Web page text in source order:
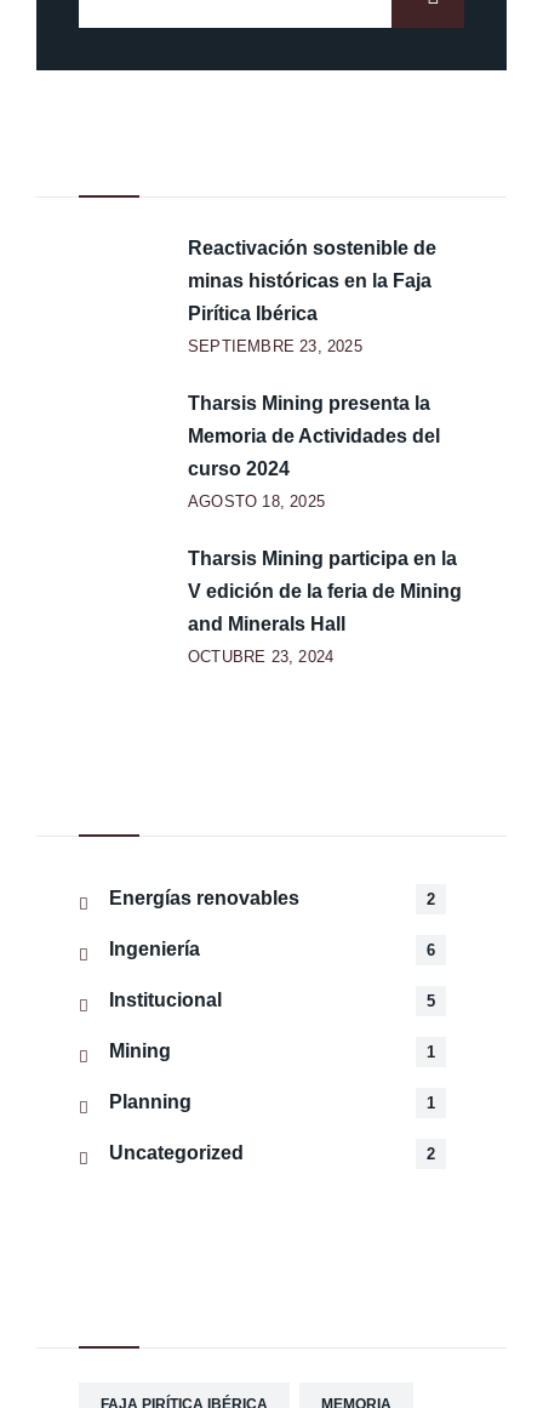
Reactivación sostenible de
minas históricas en la Faja
Pirítica Ibérica
SEPTIEMBRE 23, 2025
Tharsis Mining presenta la
Memoria de Actividades del
curso 2024
AGOSTO 18, 2025
Tharsis Mining participa en la
V edición de la feria de Mining
and Minerals Hall
OCTUBRE 23, 2024
Energías renovables 2
Ingeniería 6
Institucional 5
Mining 1
Planning 1
Uncategorized 2
FAJA PIRÍTICA IBÉRICA MEMORIA